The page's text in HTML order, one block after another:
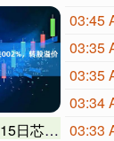
转股溢价率628
03:45
03:35
03:35
03:34
03:33